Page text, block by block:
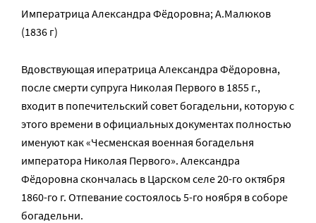
Императрица Александра Фёдоровна; А.Малюков
(1836 г)
Вдовствующая иператрица Александра Фёдоровна,
после смерти супруга Николая Первого в 1855 г.,
входит в попечительский совет богадельни, которую с
этого времени в официальных документах полностью
именуют как «Чесменская военная богадельня
императора Николая Первого». Александра
Фёдоровна скончалась в Царском селе 20-го октября
1860-го г. Отпевание состоялось 5-го ноября в соборе
богадельни.